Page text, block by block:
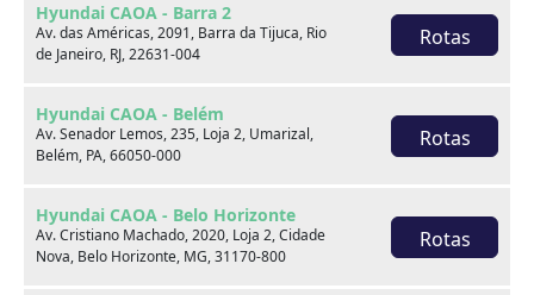
Hyundai CAOA - Barra 2
Av. das Américas, 2091, Barra da Tijuca, Rio
de Janeiro, RJ, 22631-004
Rotas
Hyundai CAOA - Belém
Av. Senador Lemos, 235, Loja 2, Umarizal,
Belém, PA, 66050-000
Rotas
Hyundai CAOA - Belo Horizonte
Av. Cristiano Machado, 2020, Loja 2, Cidade
Nova, Belo Horizonte, MG, 31170-800
Rotas
Venda seu usado